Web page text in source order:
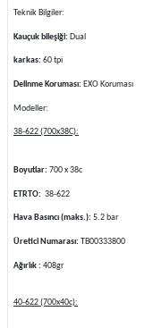
Teknik Bilgiler:
Kauçuk bileşiği: Dual
karkas: 60 tpi
Delinme Koruması: EXO Koruması
Modeller:
38-622 (700x38C):
Boyutlar: 700 x 38c
ETRTO: 38-622
Hava Basıncı (maks.): 5.2 bar
Üretici Numarası: TB00333800
Ağırlık : 408gr
40-622 (700x40c):